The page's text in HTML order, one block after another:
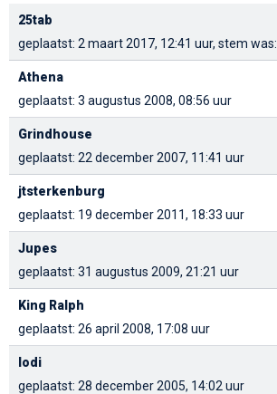
25tab
geplaatst: 2 maart 2017, 12:41 uur, stem was:
Athena
geplaatst: 3 augustus 2008, 08:56 uur
Grindhouse
geplaatst: 22 december 2007, 11:41 uur
jtsterkenburg
geplaatst: 19 december 2011, 18:33 uur
Jupes
geplaatst: 31 augustus 2009, 21:21 uur
King Ralph
geplaatst: 26 april 2008, 17:08 uur
lodi
geplaatst: 28 december 2005, 14:02 uur